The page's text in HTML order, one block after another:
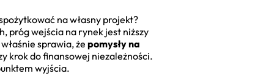
na własny projekt?
próg wejścia na rynek jest niższy
sprawia, że pomysły na
krok do finansowej niezależności.
wyjścia.